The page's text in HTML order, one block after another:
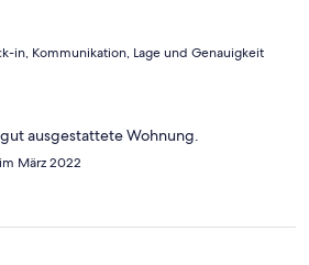
in, Kommunikation, Lage und Genauigkeit
ausgestattete Wohnung.
März 2022